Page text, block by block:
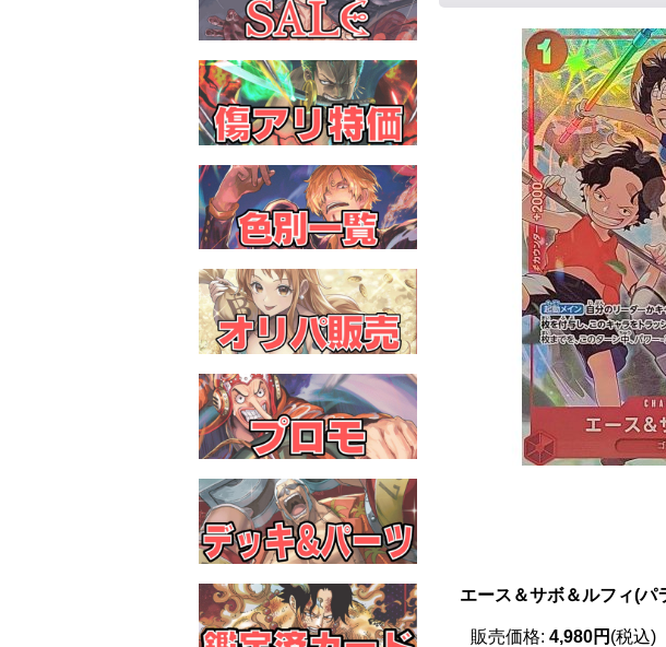
エース＆サボ＆ルフィ(
販売価格: 4,980円 (税込)